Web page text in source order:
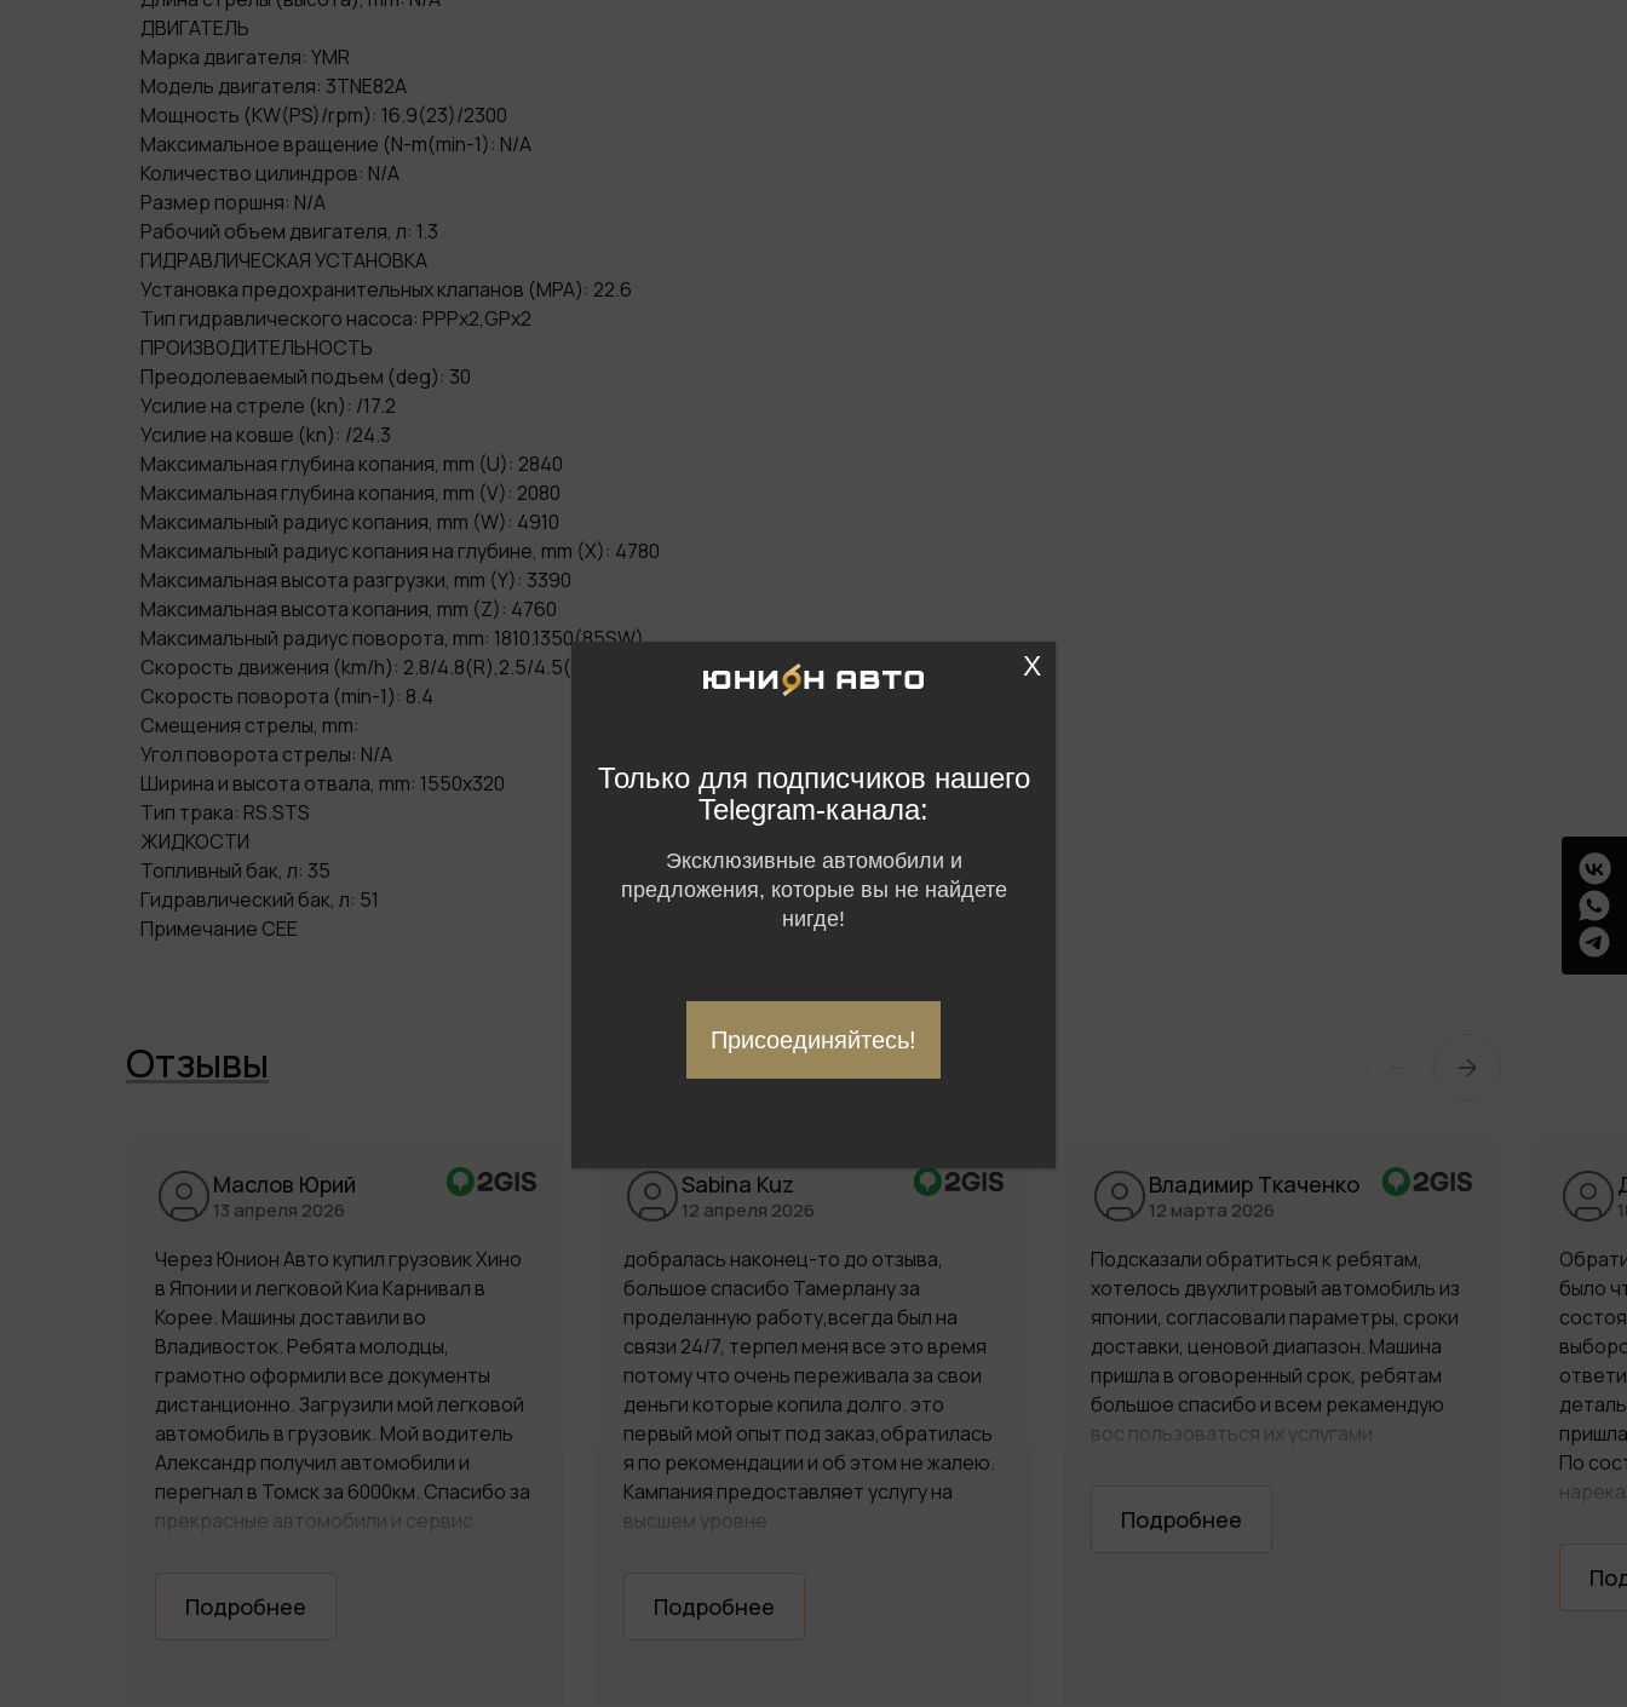
ДВИГАТЕЛЬ
Марка двигателя: YMR
Модель двигателя: 3TNE82A
Мощность (KW(PS)/rpm): 16.9(23)/2300
Максимальное вращение (N-m(min-1): N/A
Количество цилиндров: N/A
Размер поршня: N/A
Рабочий объем двигателя, л: 1.3
ГИДРАВЛИЧЕСКАЯ УСТАНОВКА
Установка предохранительных клапанов (MPA): 22.6
Тип гидравлического насоса: PPPx2,GPx2
ПРОИЗВОДИТЕЛЬНОСТЬ
Преодолеваемый подъем (deg): 30
Усилие на стреле (kn): /17.2
Усилие на ковше (kn): /24.3
Максимальная глубина копания, mm (U): 2840
Максимальная глубина копания, mm (V): 2080
Максимальный радиус копания, mm (W): 4910
Максимальный радиус копания на глубине, mm (X): 4780
Максимальная высота разгрузки, mm (Y): 3390
Максимальная высота копания, mm (Z): 4760
Максимальный радиус поворота, mm: 1810.1350(85SW)
Скорость движения (km/h): 2.8/4.8(R),2.5/4.5(S)
Скорость поворота (min-1): 8.4
Смещения стрелы, mm:
Угол поворота стрелы: N/A
Ширина и высота отвала, mm: 1550x320
Тип трака: RS.STS
ЖИДКОСТИ
Топливный бак, л: 35
Гидравлический бак, л: 51
Примечание CEE
Отзывы
Маслов Юрий
13 апреля 2026
Через Юнион Авто купил грузовик Хино
в Японии и легковой Киа Карнивал в
Корее. Машины доставили во
Владивосток. Ребята молодцы,
грамотно оформили все документы
дистанционно. Загрузили мой легковой
автомобиль в грузовик. Мой водитель
Александр получил автомобили и
перегнал в Томск за 6000км. Спасибо за
прекрасные автомобили и сервис.
Подробнее
Sabina Kuz
12 апреля 2026
добралась наконец-то до отзыва,
большое спасибо Тамерлану за
проделанную работу,всегда был на
связи 24/7, терпел меня все это время
потому что очень переживала за свои
деньги которые копила долго. это
первый мой опыт под заказ,обратилась
я по рекомендации и об этом не жалею.
Кампания предоставляет услугу на
высшем уровне
Подробнее
Владимир Ткаченко
12 марта 2026
Подсказали обратиться к ребятам,
хотелось двухлитровый автомобиль из
японии, согласовали параметры, сроки
доставки, ценовой диапазон. Машина
пришла в оговоренный срок, ребятам
большое спасибо и всем рекамендую
вос пользоваться их услугами
Подробнее
было
По
Только для подписчиков нашего
Telegram-канала:
Эксклюзивные автомобили и
предложения, которые вы не найдете
нигде!
Присоединяйтесь!
X